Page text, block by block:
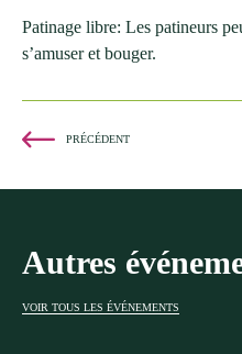
Patinage libre: Les patineurs
s’amuser et bouger.
PRÉCÉDENT
Autres
VOIR TOUS LES ÉVÉNEMENTS